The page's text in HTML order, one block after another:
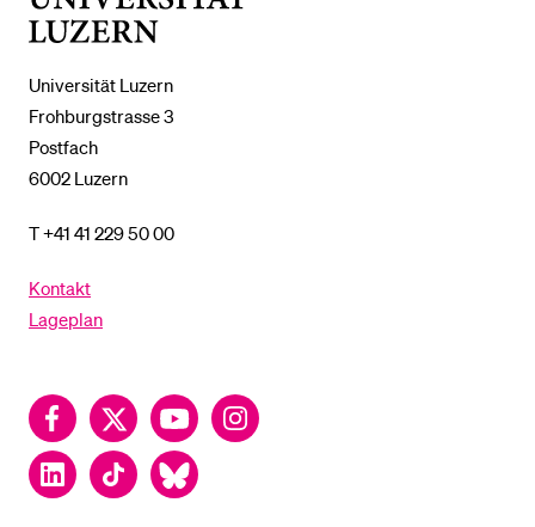
Universität Luzern
Frohburgstrasse 3
Postfach
6002 Luzern
T +41 41 229 50 00
Kontakt
Lageplan
FacebookTwitter YouTubeInstagram
LinkedInTikTok Bluesky